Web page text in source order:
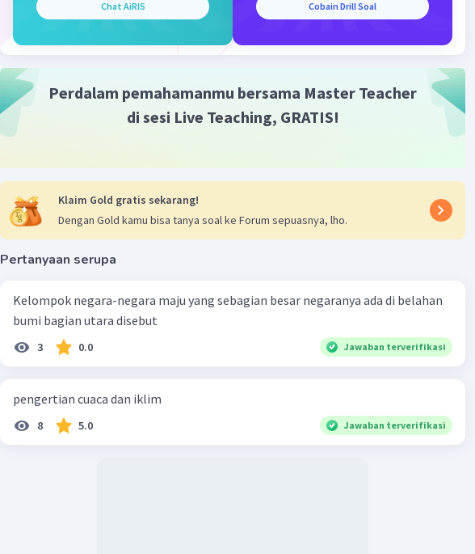
makhluk hidup dan faktor lingkungan mereka. Proses seperti
fotosintesis, respirasi, dan rantai makanan adalah contoh interaksi
yang terjadi di dalam biosfera.
Beri Rating 0)
Chat AiRIS Cobain Drill Soal
Perdalam pemahamanmu bersama Master Teacher
di sesi Live Teaching, GRATIS!
Klaim Gold gratis sekarang!
Dengan Gold kamu bisa tanya soal ke Forum sepuasnya, lho.
Pertanyaan serupa
Kelompok negara-negara maju yang sebagian besar negaranya ada di belahan
bumi bagian utara disebut
3 0.0 Jawaban terverifikasi
pengertian cuaca dan iklim
8 5.0 Jawaban terverifikasi